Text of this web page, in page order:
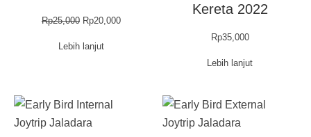
Rp25,000 Harga
adalah:
Rp20,000Harga
Lebih lanjut
Kereta 2022
Rp35,000
Lebih lanjut